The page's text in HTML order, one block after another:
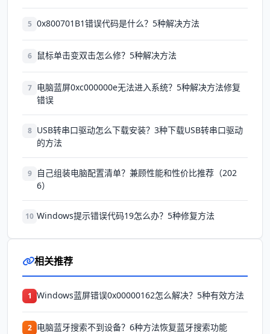
5 0x800701B1错误代码是什么？5种解决方法
6 鼠标单击变双击怎么修？5种解决方法
7 电脑蓝屏0xc000000e无法进入系统？5种解决方法修复
错误
8 USB转串口驱动怎么下载安装？3种下载USB转串口驱动
的方法
9
自己组装电脑配置清单？兼顾性能和性价比推荐（202
6）
10 Windows提示错误代码19怎么办？5种修复方法
相关推荐
1 Windows蓝屏错误0x00000162怎么解决？5种有效方法
2 电脑蓝牙搜索不到设备？6种方法恢复蓝牙搜索功能